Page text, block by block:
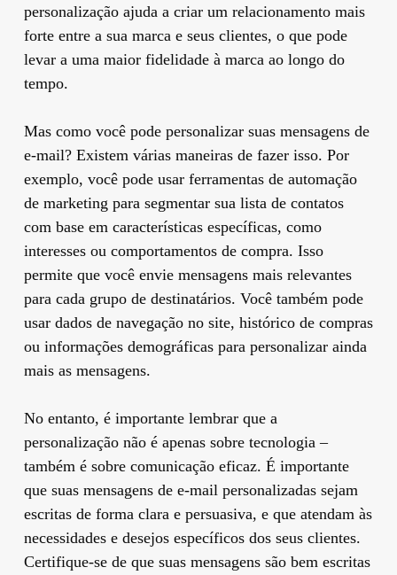
personalização ajuda a criar um relacionamento mais
forte entre a sua marca e seus clientes, o que pode
levar a uma maior fidelidade à marca ao longo do
tempo.
Mas como você pode personalizar suas mensagens de
e-mail? Existem várias maneiras de fazer isso. Por
exemplo, você pode usar ferramentas de automação
de marketing para segmentar sua lista de contatos
com base em características específicas, como
interesses ou comportamentos de compra. Isso
permite que você envie mensagens mais relevantes
para cada grupo de destinatários. Você também pode
usar dados de navegação no site, histórico de compras
ou informações demográficas para personalizar ainda
mais as mensagens.
No entanto, é importante lembrar que a
personalização não é apenas sobre tecnologia –
também é sobre comunicação eficaz. É importante
que suas mensagens de e-mail personalizadas sejam
escritas de forma clara e persuasiva, e que atendam às
necessidades e desejos específicos dos seus clientes.
Certifique-se de que suas mensagens são bem escritas